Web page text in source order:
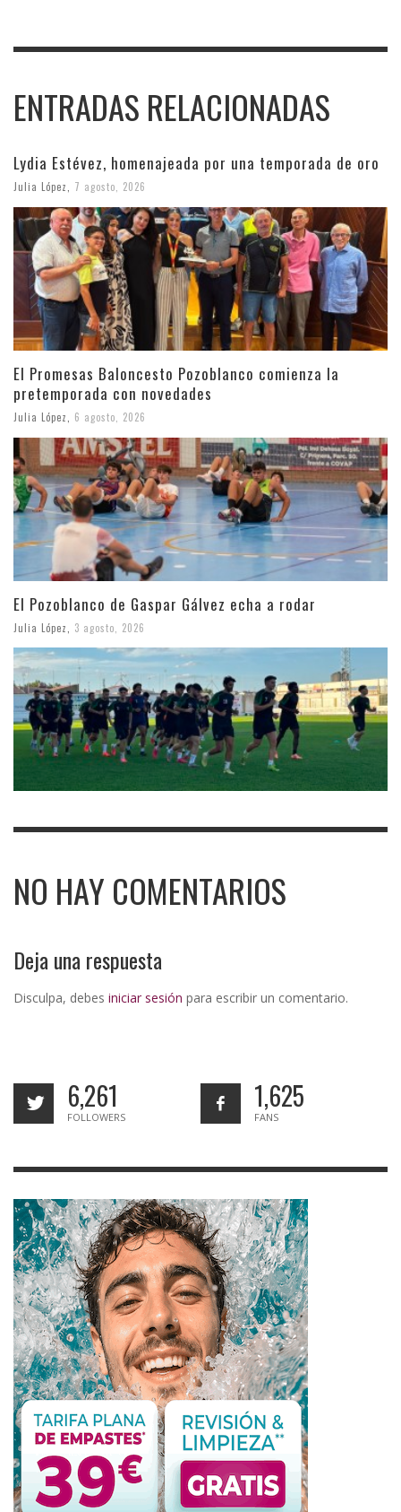
ENTRADAS RELACIONADAS
Lydia Estévez, homenajeada por una temporada de oro
Julia López 7 agosto, 2026
El Promesas Baloncesto Pozoblanco comienza la
pretemporada con novedades
Julia López 6 agosto, 2026
El Pozoblanco de Gaspar Gálvez echa a rodar
Julia López 3 agosto, 2026
NO HAY COMENTARIOS
Deja una respuesta
Disculpa, debes iniciar sesión para escribir un comentario.
6,261
FOLLOWERS
1,625
FANS